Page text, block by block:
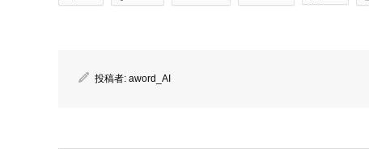
投稿者: aword_AI